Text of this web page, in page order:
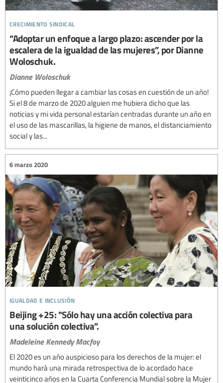
crecimiento sindical
“Adoptar un enfoque a largo plazo: ascender por la
escalera de la igualdad de las mujeres”, por Dianne
Woloschuk.
Dianne Woloschuk
¡Cómo pueden llegar a cambiar las cosas en cuestión de un año!
Si el 8 de marzo de 2020 alguien me hubiera dicho que las
noticias y mi vida personal estarían centradas durante un año en
el uso de las mascarillas, la higiene de manos, el distanciamiento
social y las...
igualdad e inclusión
6 marzo 2020
Beijing +25: "Sólo hay una acción colectiva para
una solución colectiva”.
Madeleine Kennedy Macfoy
El 2020 es un año auspicioso para los derechos de la mujer: el
mundo hará una mirada retrospectiva de lo acordado hace
veinticinco años en la Cuarta Conferencia Mundial sobre la Mujer